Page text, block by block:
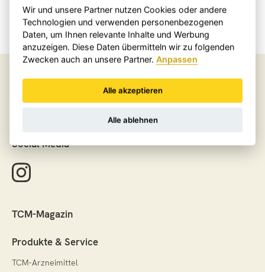
Sie befinden sich hier:
Home FAQ
Social Media
TCM-Magazin
Produkte & Service
TCM-Arzneimittel
Wir und unsere Partner nutzen Cookies oder andere
Technologien und verwenden personenbezogenen
Daten, um Ihnen relevante Inhalte und Werbung
anzuzeigen. Diese Daten übermitteln wir zu folgenden
Zwecken auch an unsere Partner. Anpassen
Alle akzeptieren
Alle ablehnen